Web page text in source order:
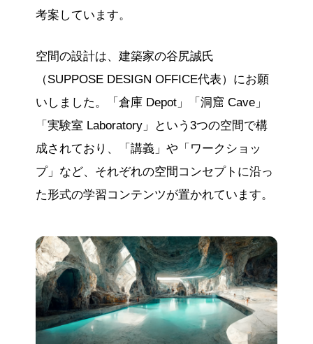
考案しています。
空間の設計は、建築家の谷尻誠氏
（SUPPOSE DESIGN OFFICE代表）にお願
いしました。「倉庫 Depot」「洞窟 Cave」
「実験室 Laboratory」という3つの空間で構
成されており、「講義」や「ワークショッ
プ」など、それぞれの空間コンセプトに沿っ
た形式の学習コンテンツが置かれています。